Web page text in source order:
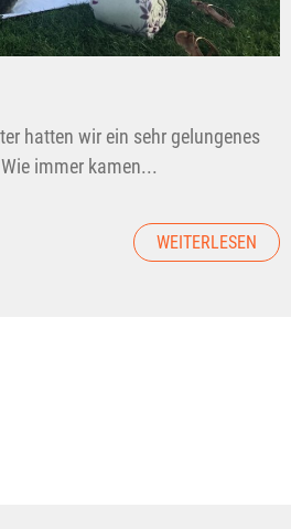
hatten wir ein sehr gelungenes
immer kamen...
WEITERLESEN